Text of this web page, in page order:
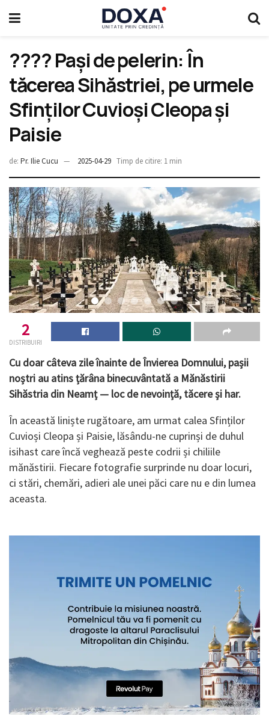
???? Pași de pelerin: În
tăcerea Sihăstriei, pe urmele
Sfinților Cuvioși Cleopa și
Paisie
de: Pr. Ilie Cucu 2025-04-29 Timp de citire: 1 min
2
DISTRIBUIRI
Cu doar câteva zile înainte de Învierea Domnului, pașii
noștri au atins țărâna binecuvântată a Mănăstirii
Sihăstria din Neamț — loc de nevoință, tăcere și har.
În această liniște rugătoare, am urmat calea Sfinților
Cuvioși Cleopa și Paisie, lăsându-ne cuprinși de duhul
isihast care încă veghează peste codrii și chiliile
mănăstirii. Fiecare fotografie surprinde nu doar locuri,
ci stări, chemări, adieri ale unei păci care nu e din lumea
aceasta.